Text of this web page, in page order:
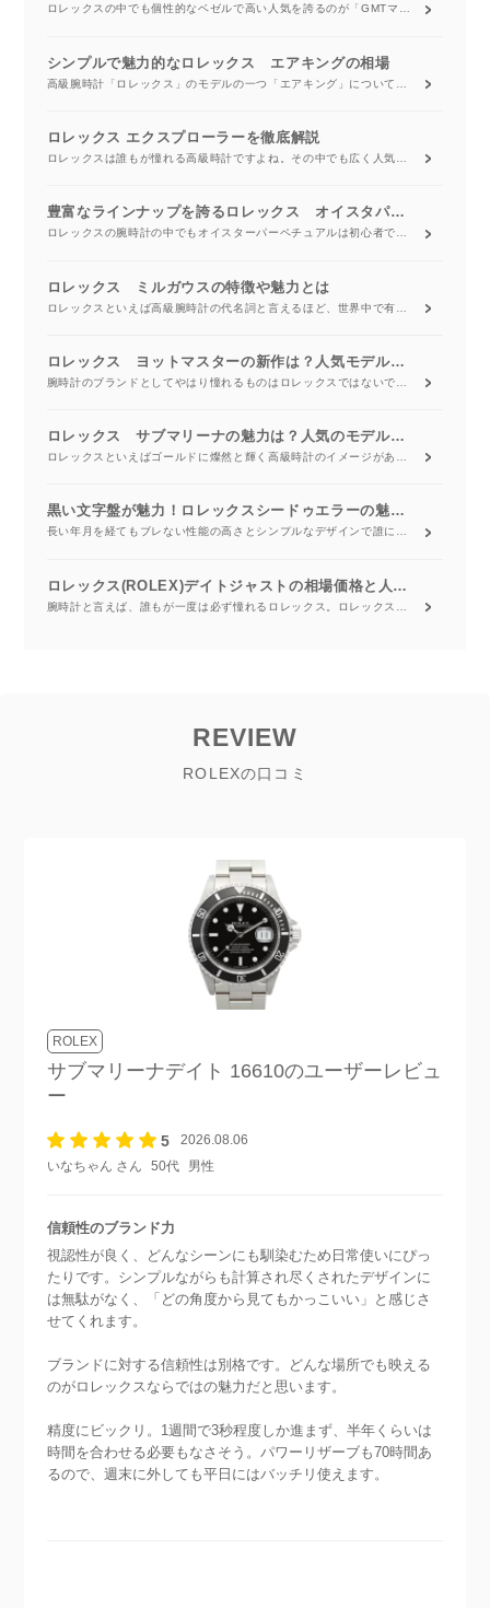
ロレックスの中でも個性的なベゼルで高い人気を誇るのが「GMTマスター」です。デザインもさることながら時差のある複数のタイムゾーンを一度に表示できるメリットがあります。具体的な使い方と新品・中古それぞれの価格相場を紹介します。
シンプルで魅力的なロレックス エアキングの相場
ロレックス エクスプローラーを徹底解説
豊富なラインナップを誇るロレックス オイスタパーペチュアルの特徴と価格相場
ロレックスの腕時計の中でもオイスターパーペチュアルは初心者でも購入しやすい価格とシンプルな機能、豊富なデザインなどで人気を集めているモデルです。男性からも女性からも高い支持を得ているオイスターパーペチュアルの特徴や相場についてご紹介いたします。
ロレックス ミルガウスの特徴や魅力とは
ロレックス ヨットマスターの新作は？人気モデルと相場
ロレックス サブマリーナの魅力は？人気のモデル・色とそれぞれの相場について
黒い文字盤が魅力！ロレックスシードゥエラーの魅力について
長い年月を経てもブレない性能の高さとシンプルなデザインで誰にとっても使いやすく、世界中の男性にこよなく愛されるロレックス。 そのシリーズの中でもシードゥエラーは特殊で、完全プロ仕様のダイバーズウォッチだといわれています。ロレックスのシードゥエラーの特徴やその魅力について、まるごと解説していきましょう。
ロレックス(ROLEX)デイトジャストの相場価格と人気モデルについて
REVIEW
ROLEXの口コミ
ROLEX
サブマリーナデイト 16610のユーザーレビュ
ー
5
2026.08.06
いなちゃん さん
50代 男性
信頼性のブランド力
視認性が良く、どんなシーンにも馴染むため日常使いにぴっ
たりです。シンプルながらも計算され尽くされたデザインに
は無駄がなく、「どの角度から見てもかっこいい」と感じさ
せてくれます。
ブランドに対する信頼性は別格です。どんな場所でも映える
のがロレックスならではの魅力だと思います。
精度にビックリ。1週間で3秒程度しか進まず、半年くらいは
時間を合わせる必要もなさそう。パワーリザーブも70時間あ
るので、週末に外しても平日にはバッチリ使えます。